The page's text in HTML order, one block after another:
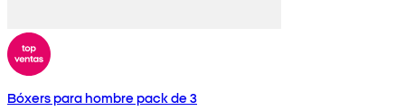
Bóxers para hombre pack de 3